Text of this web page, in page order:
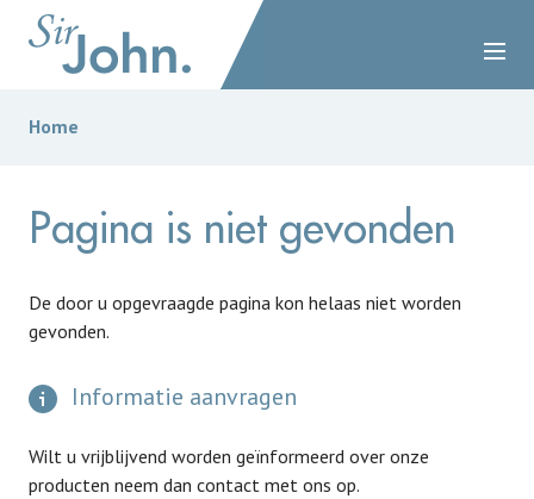
Home
Pagina is niet gevonden
De door u opgevraagde pagina kon helaas niet worden
gevonden.
Informatie aanvragen
Wilt u vrijblijvend worden geïnformeerd over onze
producten neem dan contact met ons op.